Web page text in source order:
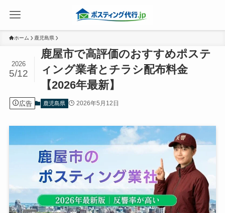
ホーム 鹿児島県
鹿屋市で高評価のおすすめポステ
ィング業者とチラシ配布料金
【2026年最新】
2026
5/12
広告 鹿児島県 2026年5月12日